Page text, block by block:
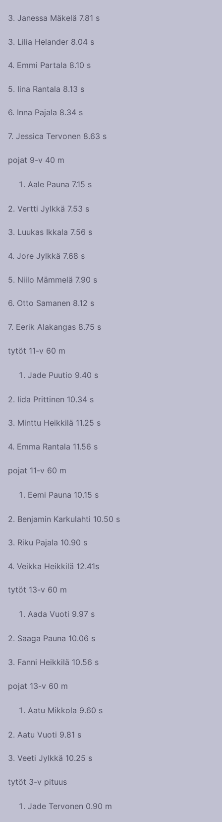
3. Janessa Mäkelä 7.81 s
3. Lilia Helander 8.04 s
4. Emmi Partala 8.10 s
5. Iina Rantala 8.13 s
6. Inna Pajala 8.34 s
7. Jessica Tervonen 8.63 s
pojat 9-v 40 m
Aale Pauna 7.15 s
2. Vertti Jylkkä 7.53 s
3. Luukas Ikkala 7.56 s
4. Jore Jylkkä 7.68 s
5. Niilo Mämmelä 7.90 s
6. Otto Samanen 8.12 s
7. Eerik Alakangas 8.75 s
tytöt 11-v 60 m
Jade Puutio 9.40 s
2. Iida Prittinen 10.34 s
3. Minttu Heikkilä 11.25 s
4. Emma Rantala 11.56 s
pojat 11-v 60 m
Eemi Pauna 10.15 s
2. Benjamin Karkulahti 10.50 s
3. Riku Pajala 10.90 s
4. Veikka Heikkilä 12.41s
tytöt 13-v 60 m
Aada Vuoti 9.97 s
2. Saaga Pauna 10.06 s
3. Fanni Heikkilä 10.56 s
pojat 13-v 60 m
Aatu Mikkola 9.60 s
2. Aatu Vuoti 9.81 s
3. Veeti Jylkkä 10.25 s
tytöt 3-v pituus
Jade Tervonen 0.90 m